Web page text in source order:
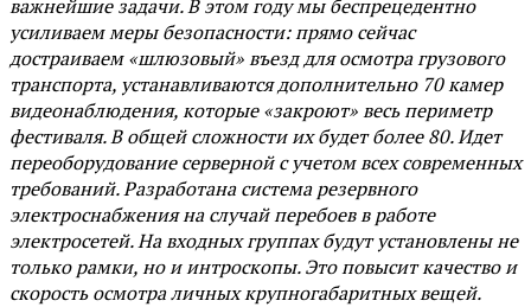
важнейшие задачи. В этом году мы беспрецедентно
усиливаем меры безопасности: прямо сейчас
достраиваем «шлюзовый» въезд для осмотра грузового
транспорта, устанавливаются дополнительно 70 камер
видеонаблюдения, которые «закроют» весь периметр
фестиваля. В общей сложности их будет более 80. Идет
переоборудование серверной с учетом всех современных
требований. Разработана система резервного
электроснабжения на случай перебоев в работе
электросетей. На входных группах будут установлены не
только рамки, но и интроскопы. Это повысит качество и
скорость осмотра личных крупногабаритных вещей.